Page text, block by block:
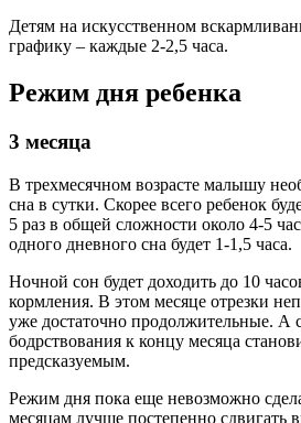
Детям на искусственном
графику – каждые 2-2,5 часа.
Режим дня ребенка
3 месяца
В трехмесячном возрасте малышу
сна в сутки. Скорее всего ребенок
5 раз в общей сложности около 4-5
одного дневного сна будет 1-1,5 часа.
Ночной сон будет доходить до 10
кормления. В этом месяце отрезки
уже достаточно продолжительные. А
бодрствования к концу месяца
предсказуемым.
Режим дня пока еще невозможно
месяцам лучше постепенно сдвигать